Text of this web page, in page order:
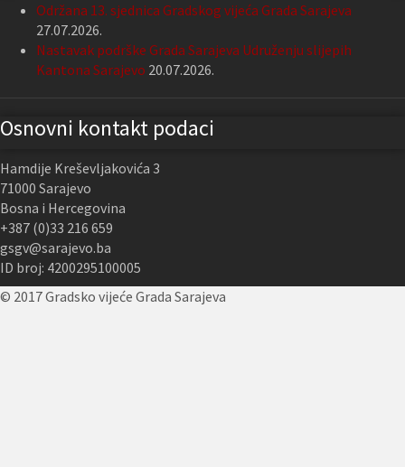
Održana 13. sjednica Gradskog vijeća Grada Sarajeva
27.07.2026.
Nastavak podrške Grada Sarajeva Udruženju slijepih
Kantona Sarajevo 20.07.2026.
Osnovni kontakt podaci
Hamdije Kreševljakovića 3
71000 Sarajevo
Bosna i Hercegovina
+387 (0)33 216 659
gsgv@sarajevo.ba
ID broj: 4200295100005
© 2017 Gradsko vijeće Grada Sarajeva